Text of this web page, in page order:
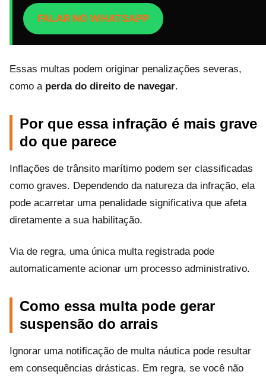
FALAR NO WHATSAPP
Essas multas podem originar penalizações severas,
como a perda do direito de navegar.
Por que essa infração é mais grave
do que parece
Inflações de trânsito marítimo podem ser classificadas
como graves. Dependendo da natureza da infração, ela
pode acarretar uma penalidade significativa que afeta
diretamente a sua habilitação.
Via de regra, uma única multa registrada pode
automaticamente acionar um processo administrativo.
Como essa multa pode gerar
suspensão do arrais
Ignorar uma notificação de multa náutica pode resultar
em consequências drásticas. Em regra, se você não